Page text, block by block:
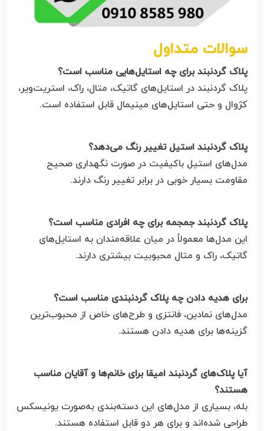
سوالات متداول
پلاک گردنبند برای چه استایل‌هایی مناسب است؟
پلاک گردنبند در استایل‌های گاتیک، متال، راک، استریت‌ویر،
کژوال و حتی استایل‌های مینیمال قابل استفاده است.
پلاک گردنبند استیل تغییر رنگ می‌دهد؟
مدل‌های استیل باکیفیت در صورت نگهداری صحیح
مقاومت بسیار خوبی در برابر تغییر رنگ دارند.
پلاک گردنبند جمجمه برای چه افرادی مناسب است؟
این مدل‌ها معمولاً در میان علاقه‌مندان به استایل‌های
گاتیک، راک و متال محبوبیت بیشتری دارند.
برای هدیه دادن چه پلاک گردنبندی مناسب است؟
مدل‌های نمادین، فانتزی و طرح‌های خاص از محبوب‌ترین
گزینه‌ها برای هدیه دادن هستند.
آیا پلاک‌های گردنبند امیقا برای خانم‌ها و آقایان مناسب
هستند؟
بله، بسیاری از مدل‌های این دسته‌بندی به‌صورت یونیسکس
طراحی شده‌اند و برای هر دو قابل استفاده هستند.